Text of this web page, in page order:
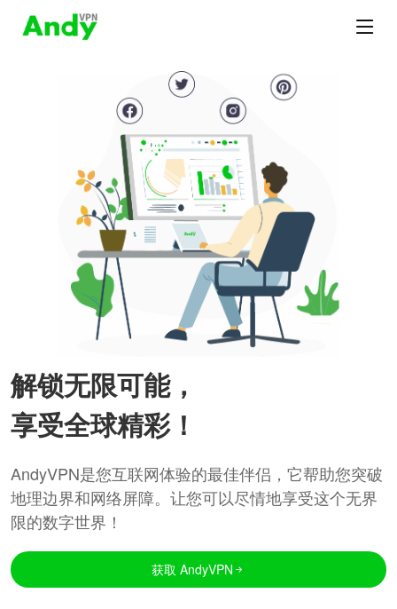
解锁无限可能，
享受全球精彩！
AndyVPN是您互联网体验的最佳伴侣，它帮助您突破
地理边界和网络屏障。让您可以尽情地享受这个无界
限的数字世界！
获取 AndyVPN